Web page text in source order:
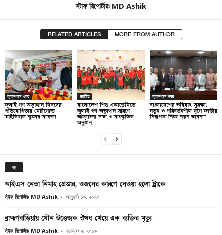
স্টাফ রিপোর্টারঃ MD Ashik
RELATED ARTICLES MORE FROM AUTHOR
ক্যাম্পাস খবর
জুলাই গণ-অভ্যুত্থান দিবসের
প্রতিযোগিতায় মেরীগোল্ড
আইডিয়াল স্কুলের সাফল্য
জাতীয়
বাংলাদেশ শিশু একাডেমিতে
জুলাই গণ-অভ্যুত্থান স্মরণে
আলোচনা সভা ও সাংস্কৃতিক
অনুষ্ঠান
ক্যাম্পাস খবর
বাংলাদেশের ভবিষ্যৎ সুরক্ষা:
নতুন ও পরিবর্তনশীল যুগে জাতীয়
নিরাপত্তা নিয়ে নতুন ভাবনা”
জ
আইএস নেতা নিমাহ গ্রেপ্তার, ওজনের কারণে নেওয়া হলো ট্রাকে
স্টাফ রিপোর্টারঃ MD Ashik - জানুয়ারি ১৯, ২০২০
ব্রাহ্মণবাড়িয়ায় যৌন উত্তেজক ঔষধ খেয়ে এক ব্যক্তির মৃত্যু
স্টাফ রিপোর্টারঃ MD Ashik - নভেম্বর ২, ২০১৯